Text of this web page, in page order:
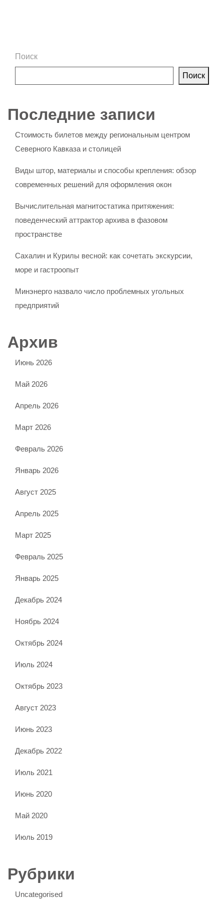
Поиск
Поиск
Последние записи
Стоимость билетов между региональным центром
Северного Кавказа и столицей
Виды штор, материалы и способы крепления: обзор
современных решений для оформления окон
Вычислительная магнитостатика притяжения:
поведенческий аттрактор архива в фазовом
пространстве
Сахалин и Курилы весной: как сочетать экскурсии,
море и гастроопыт
Минэнерго назвало число проблемных угольных
предприятий
Архив
Июнь 2026
Май 2026
Апрель 2026
Март 2026
Февраль 2026
Январь 2026
Август 2025
Апрель 2025
Март 2025
Февраль 2025
Январь 2025
Декабрь 2024
Ноябрь 2024
Октябрь 2024
Июль 2024
Октябрь 2023
Август 2023
Июнь 2023
Декабрь 2022
Июль 2021
Июнь 2020
Май 2020
Июль 2019
Рубрики
Uncategorised